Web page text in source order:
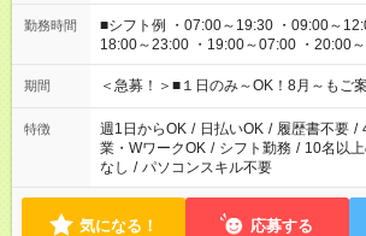
勤務時間
■シフト例 ・07:00～19:30 ・09:00～
18:00～23:00 ・19:00～07:00 ・20:00
etc ★最短で3時間で5,120円のお仕事から 15時間で2万円近く稼
げるお仕事も！ ご希望のお時間に合わせてご紹介！ ※シフトは
ください！
期間 ＜急募！＞■１日のみ～OK！8月～もご
特徴 週1日からOK / 日払いOK / 履歴書不要 /
業・WワークOK / シフト勤務 / 10名以
なし / パソコンスキル不要
気になる！ 応募する